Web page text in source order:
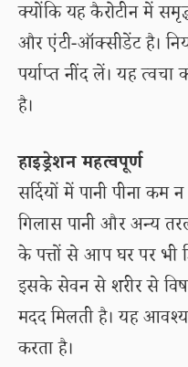
क्योंकि यह कैरोटीन में
और एंटी-ऑक्सीडेंट है।
पर्याप्त नींद लें। यह
है।
हाइड्रेशन महत्वपूर्ण
सर्दियों में पानी पीना कम
गिलास पानी और अन्य
के पत्तों से आप घर पर भी
इसके सेवन से शरीर से
मदद मिलती है। यह
करता है।